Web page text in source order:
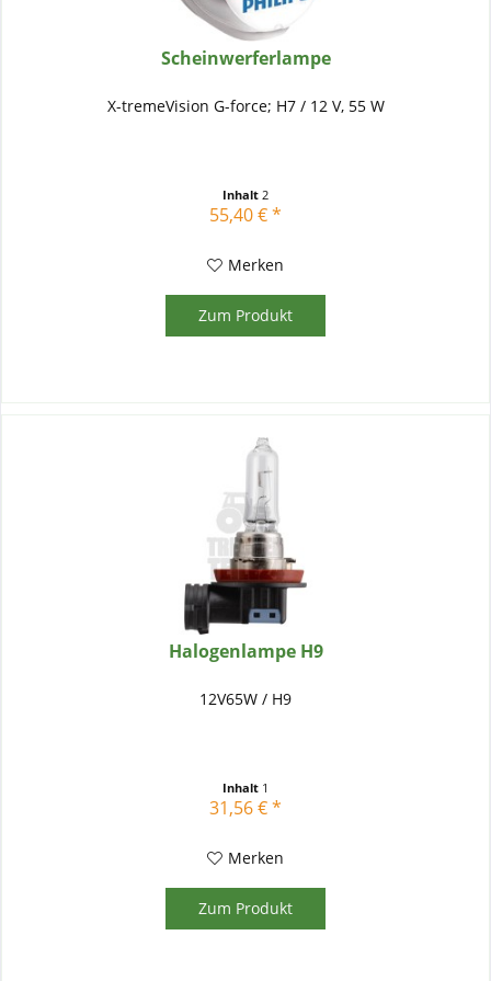
Scheinwerferlampe
X-tremeVision G-force; H7 / 12 V, 55 W
Inhalt2
55,40 € *
Merken
Zum Produkt
Halogenlampe H9
12V65W / H9
Inhalt 1
31,56 € *
Merken
Zum Produkt